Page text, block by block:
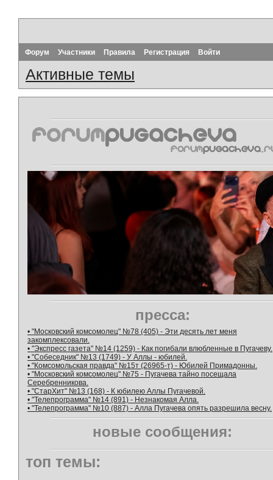
Форум Участники Правила Регистрация Войти
Активные темы
пресса:
• "Московский комсомолец" №78 (405) - Эти десять лет меня
закомплексовали.
• "Экспресс газета" №14 (1259) - Как погибали влюбленные в Пугачеву.
• "Собеседник" №13 (1749) - У Аллы - юбилей.
• "Комсомольская правда" №15т (26965-т) - Юбилей Примадонны.
• "Московский комсомолец" №75 - Пугачева тайно посещала
Серебренникова.
• "СтарХит" №13 (168) - К юбилею Аллы Пугачевой.
• "Телепрограмма" №14 (891) - Незнакомая Алла.
• "Телепрограмма" №10 (887) - Алла Пугачева опять разрешила весну.
новые сообщения:
топ темы: